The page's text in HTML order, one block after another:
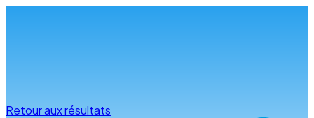
Retour aux résultats